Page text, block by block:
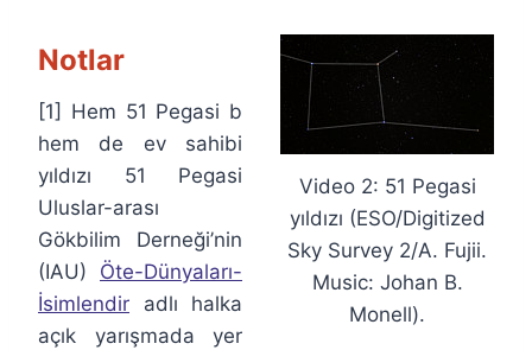
Video 2: 51 Pegasi
yıldızı (ESO/Digitized
Sky Survey 2/A. Fujii.
Music: Johan B.
Monell).
Notlar
[1] Hem 51 Pegasi b
hem de ev sahibi
yıldızı 51 Pegasi
Uluslar-arası
Gökbilim Derneği’nin
(IAU) Öte-Dünyaları-
İsimlendir adlı halka
açık yarışmada yer